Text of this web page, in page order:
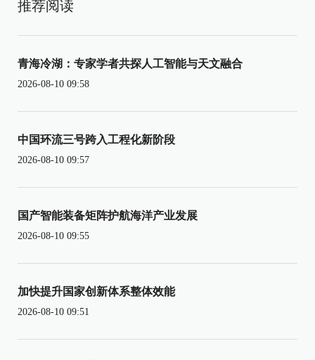
推荐阅读
青海冷湖：专家学者共探人工智能与天文融合
2026-08-10 09:58
中国环流三号跨入工程化新阶段
2026-08-10 09:57
国产智能装备矩阵护航海洋产业发展
2026-08-10 09:55
加快提升国家创新体系整体效能
2026-08-10 09:51